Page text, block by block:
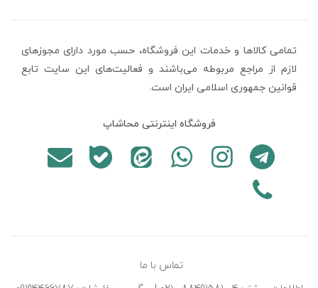
تمامی كالاها و خدمات اين فروشگاه، حسب مورد دارای مجوزهای
لازم از مراجع مربوطه می‌باشند و فعاليت‌های اين سايت تابع
قوانين جمهوری اسلامی ایران است.
فروشگاه اینترنتی محاشاپ
تماس با ما